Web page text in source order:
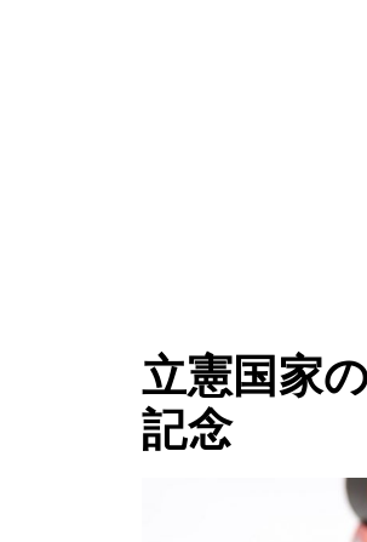
立憲国家
記念